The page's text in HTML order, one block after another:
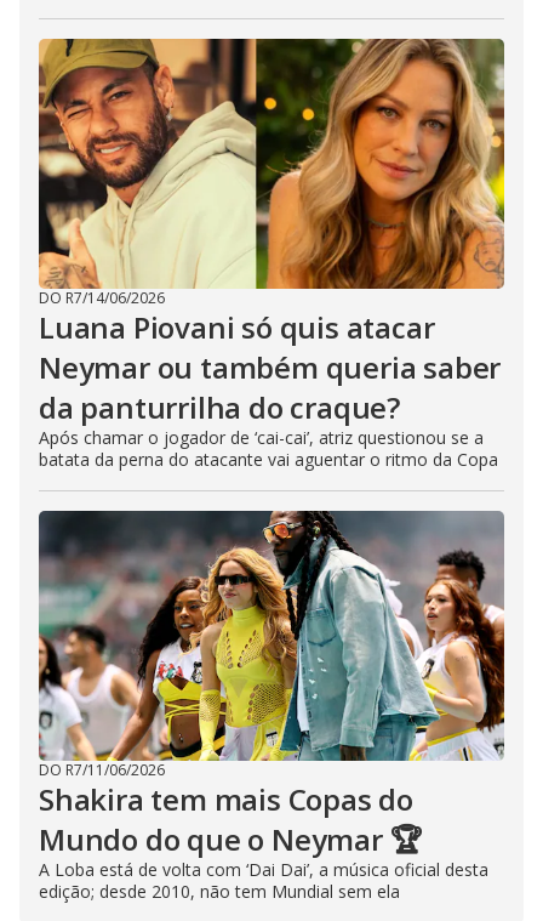
DO R7/14/06/2026
Luana Piovani só quis atacar
Neymar ou também queria saber
da panturrilha do craque?
Após chamar o jogador de ‘cai-cai’, atriz questionou se a
batata da perna do atacante vai aguentar o ritmo da Copa
DO R7/11/06/2026
Shakira tem mais Copas do
Mundo do que o Neymar 🏆
A Loba está de volta com ‘Dai Dai’, a música oficial desta
edição; desde 2010, não tem Mundial sem ela